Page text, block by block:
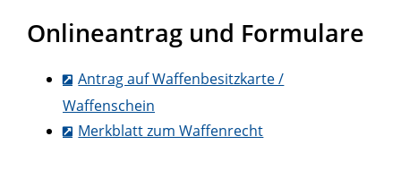
Onlineantrag und Formulare
Antrag auf Waffenbesitzkarte /
Waffenschein
Merkblatt zum Waffenrecht